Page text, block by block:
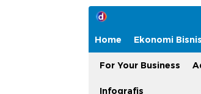
Home Ekonomi Bisnis
For Your Business
Infografis